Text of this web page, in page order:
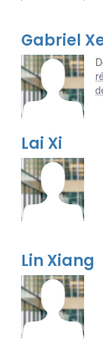
Gabriel
Lai Xi
Lin Xiang